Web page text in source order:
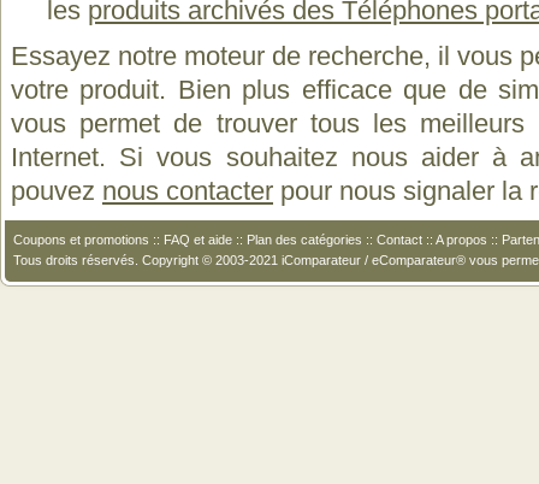
les produits archivés des Téléphones
Essayez notre moteur de recherche, il vous
votre produit. Bien plus efficace que de
vous permet de trouver tous les
Internet. Si vous souhaitez nous aider à
pouvez nous contacter pour nous signaler la
Coupons et promotions :: FAQ et aide :: Plan des catégories :: Contact :: A propos ::
Tous droits réservés. Copyright © 2003-2021 iComparateur / eComparateur® vous